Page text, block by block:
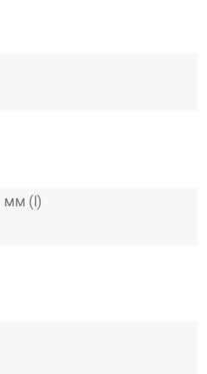
мм (l)